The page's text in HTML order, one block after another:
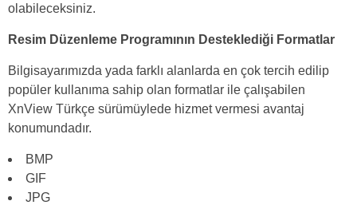
olabileceksiniz.
Resim Düzenleme Programının Desteklediği Formatlar
Bilgisayarımızda yada farklı alanlarda en çok tercih edilip
popüler kullanıma sahip olan formatlar ile çalışabilen
XnView Türkçe sürümüylede hizmet vermesi avantaj
konumundadır.
BMP
GIF
JPG